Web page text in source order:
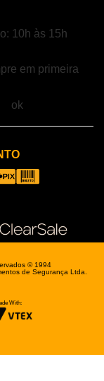
10h às 15h
em primeira
© 1994
de Segurança Ltda.
With: